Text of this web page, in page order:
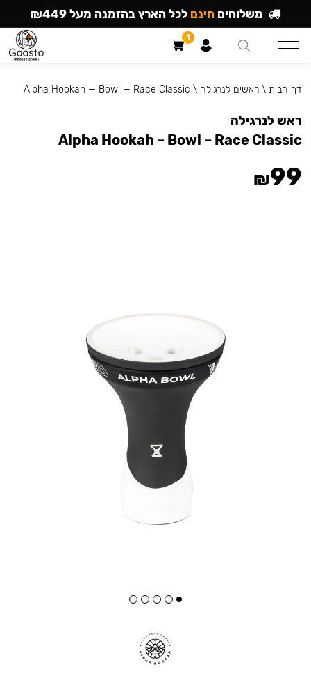
דף הבית \ראשים לנרגילה \
Alpha Hookah — Bowl — Race Classic
ראש לנרגילה
Alpha Hookah – Bowl – Race Classic
₪99
משלוחים חינם לכל הארץ בהזמנה מעל ₪449
1